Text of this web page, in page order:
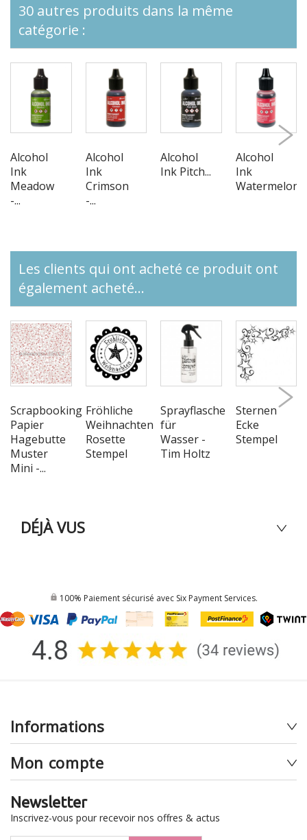
30 autres produits dans la même
catégorie :
Alcohol
Ink
Meadow
-...
Alcohol
Ink
Crimson
-...
Alcohol
Ink Pitch...
Alcohol
Ink
Watermelon...
Les clients qui ont acheté ce produit ont
également acheté...
Scrapbooking
Papier
Hagebutte
Muster
Mini -...
Fröhliche
Weihnachten
Rosette
Stempel
Sprayflasche
für
Wasser -
Tim Holtz
Sternen
Ecke
Stempel
DÉJÀ VUS
100% Paiement sécurisé avec Six Payment Services.
Informations
Mon compte
Newsletter
Inscrivez-vous pour recevoir nos offres & actus